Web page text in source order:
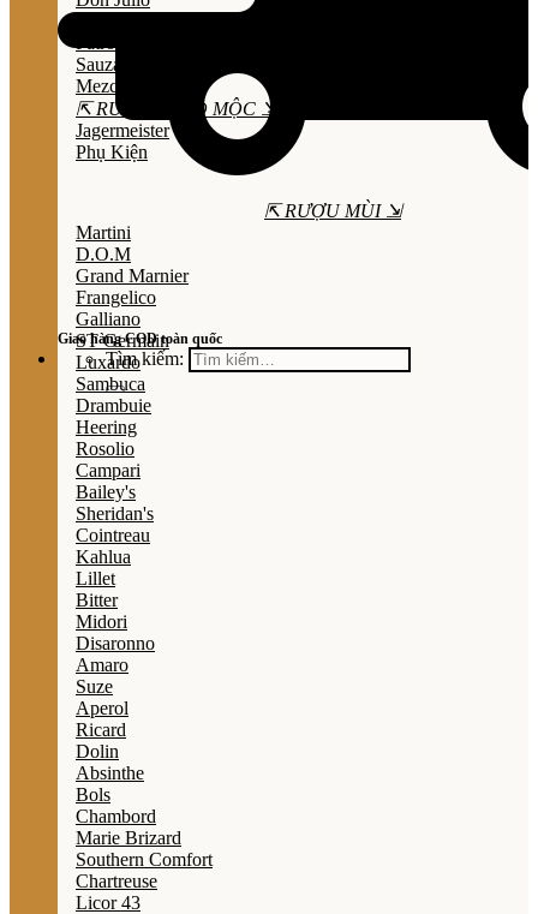
Giao hàng COD toàn quốc
Tìm kiếm:
Sauza
Mezcal
⇱ RƯỢU THẢO MỘC ⇲
Jagermeister
Phụ Kiện
⇱ RƯỢU MÙI ⇲
Martini
D.O.M
Grand Marnier
Frangelico
Galliano
ST Germain
Luxardo
Sambuca
Drambuie
Heering
Rosolio
Campari
Bailey's
Sheridan's
Cointreau
Kahlua
Lillet
Bitter
Midori
Disaronno
Amaro
Suze
Aperol
Ricard
Dolin
Absinthe
Bols
Chambord
Marie Brizard
Southern Comfort
Chartreuse
Licor 43